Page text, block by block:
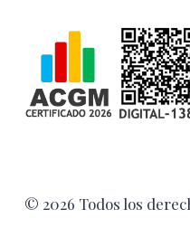
© 2026 Todos los